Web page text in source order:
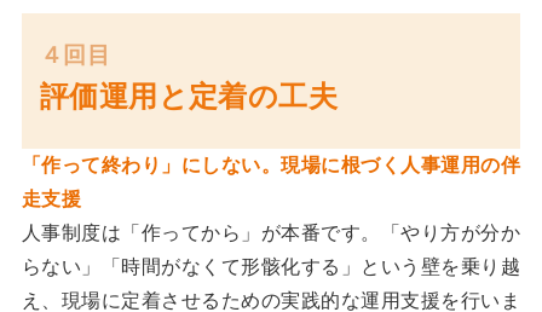
４回目
評価運用と定着の工夫
「作って終わり」にしない。現場に根づく人事運用の伴
走支援
人事制度は「作ってから」が本番です。「やり方が分か
らない」「時間がなくて形骸化する」という壁を乗り越
え、現場に定着させるための実践的な運用支援を行いま